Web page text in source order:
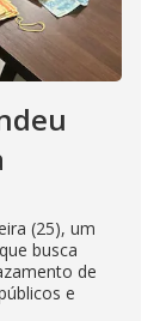
(25), um
busca
de
e